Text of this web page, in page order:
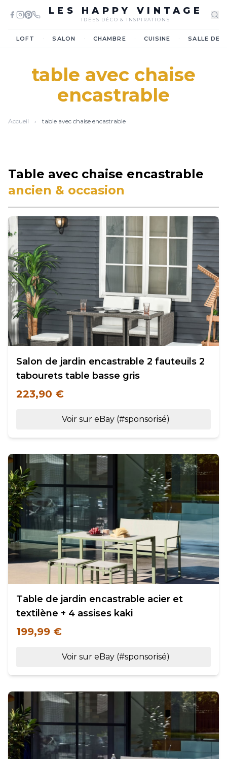
LES HAPPY VINTAGE
IDÉES DÉCO & INSPIRATIONS
LOFT SALON CHAMBRE CUISINE SALLE DE
table avec chaise
encastrable
Accueil › table avec chaise encastrable
Table avec chaise encastrable
ancien & occasion
Salon de jardin encastrable 2 fauteuils 2
tabourets table basse gris
223,90 €
Voir sur eBay (#sponsorisé)
Table de jardin encastrable acier et
textilène + 4 assises kaki
199,99 €
Voir sur eBay (#sponsorisé)